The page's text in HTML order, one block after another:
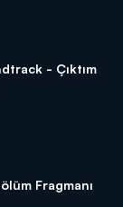
- Çıktım
Fragmanı